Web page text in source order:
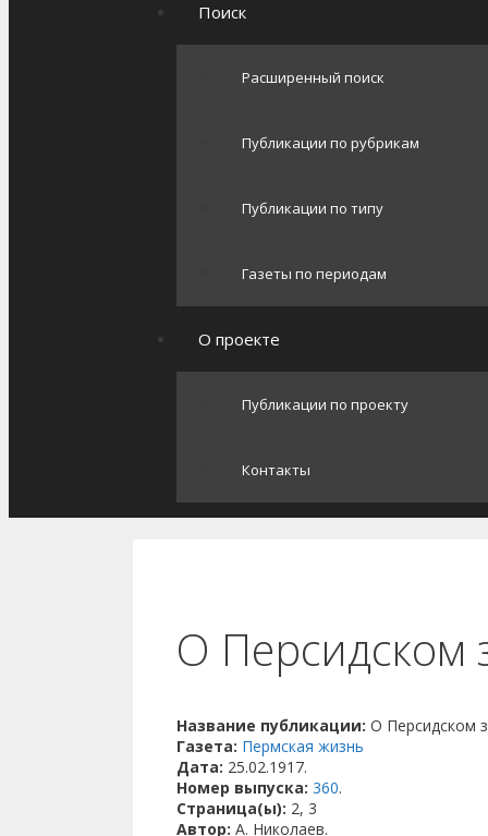
Поиск
Расширенный поиск
Публикации по рубрикам
Публикации по типу
Газеты по периодам
О проекте
Публикации по проекту
Контакты
О Персидском
Название публикации: О Персидском
Газета: Пермская жизнь
Дата: 25.02.1917.
Номер выпуска: 360.
Страница(ы): 2, 3
Автор: А. Николаев.